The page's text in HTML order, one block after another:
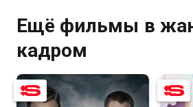
Ещё фильмы в
кадром